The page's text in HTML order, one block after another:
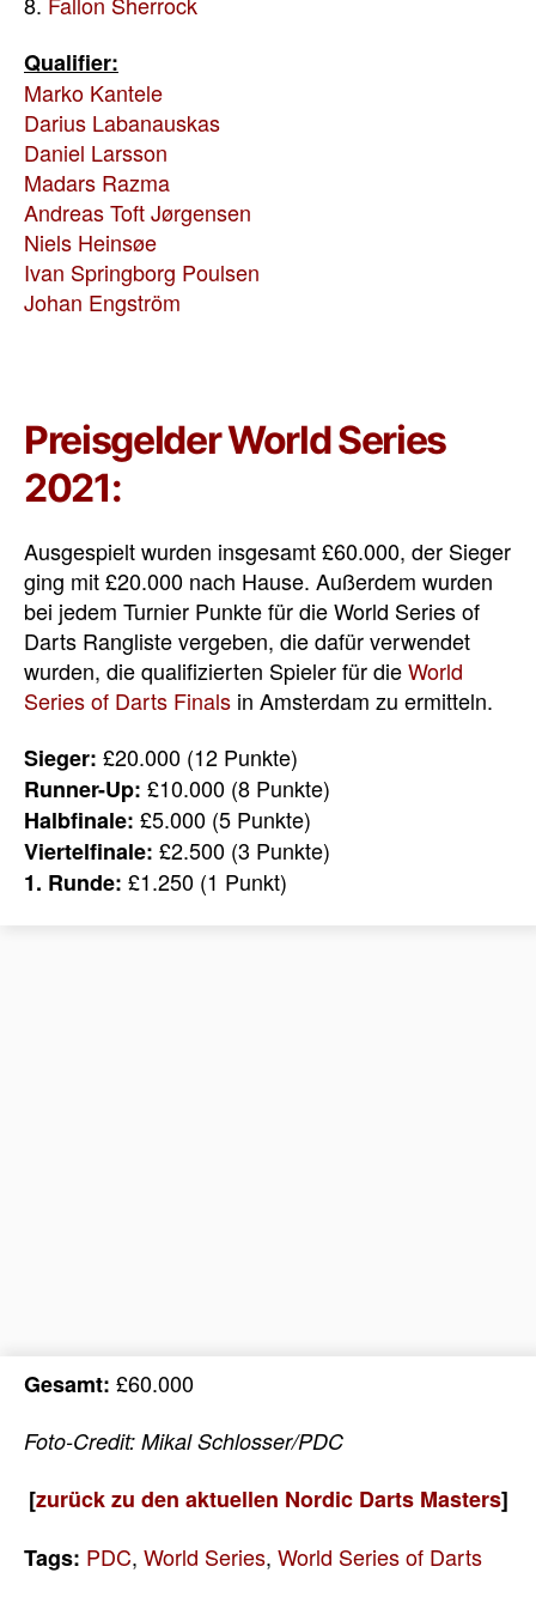
Qualifier:
Marko Kantele
Darius Labanauskas
Daniel Larsson
Madars Razma
Andreas Toft Jørgensen
Niels Heinsøe
Ivan Springborg Poulsen
Johan Engström
Preisgelder World Series
2021:
Ausgespielt wurden insgesamt £60.000, der Sieger
ging mit £20.000 nach Hause. Außerdem wurden
bei jedem Turnier Punkte für die World Series of
Darts Rangliste vergeben, die dafür verwendet
wurden, die qualifizierten Spieler für dieWorld
Series of Darts Finals in Amsterdam zu ermitteln.
Sieger: £20.000 (12 Punkte)
Runner-Up: £10.000 (8 Punkte)
Halbfinale: £5.000 (5 Punkte)
Viertelfinale: £2.500 (3 Punkte)
1. Runde: £1.250 (1 Punkt)
Gesamt: £60.000
Foto-Credit: Mikal Schlosser/PDC
[zurück zu den aktuellen Nordic Darts Masters]
Tags: PDC, World Series, World Series of Darts